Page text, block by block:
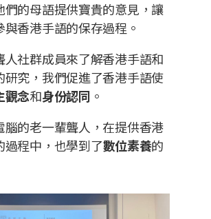
們的母語提供寶貴的意見，讓
與香港手語的保存過程。
人社群成員來了解香港手語和
研究，我們促進了香港手語使
觀念和身份認同 。
腦的老一輩聾人，在提供香港
過程中，也學到了數位素養的